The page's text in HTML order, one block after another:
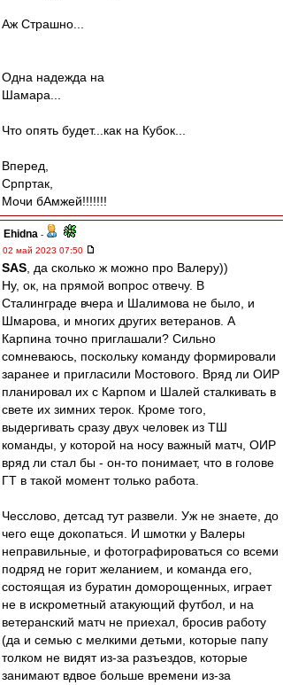
Аж Страшно...
Одна надежда на
Шамара...
Что опять будет...как на Кубок...
Вперед,
Cрпртак,
Мочи бАмжей!!!!!!!
Ehidna -
02 май 2023 07:50
SAS , да сколько ж можно про Валеру))
Ну, ок, на прямой вопрос отвечу. В
Сталинграде вчера и Шалимова не было, и
Шмарова, и многих других ветеранов. А
Карпина точно приглашали? Сильно
сомневаюсь, поскольку команду формировали
заранее и пригласили Мостового. Вряд ли ОИР
планировал их с Карпом и Шалей сталкивать в
свете их зимних терок. Кроме того,
выдергивать сразу двух человек из ТШ
команды, у которой на носу важный матч, ОИР
вряд ли стал бы - он-то понимает, что в голове
ГТ в такой момент только работа.
Чесслово, детсад тут развели. Уж не знаете, до
чего еще докопаться. И шмотки у Валеры
неправильные, и фотографироваться со всеми
подряд не горит желанием, и команда его,
состоящая из буратин доморощенных, играет
не в искрометный атакующий футбол, и на
ветеранский матч не приехал, бросив работу
(да и семью с мелкими детьми, которые папу
толком не видят из-за разъездов, которые
занимают вдвое больше времени из-за